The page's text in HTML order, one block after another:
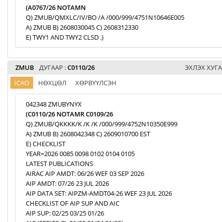
(A0767/26 NOTAMN
Q) ZMUB/QMXLC/IV/BO /A /000/999/4751N10646E005
A) ZMUB B) 2608030045 C) 2608312330
E) TWY1 AND TWY2 CLSD .)
ZMUB ДУГААР :C0110/26
ЭХЛЭХ
ICAO
НӨХЦӨЛ ХӨРВҮҮЛСЭН
042348 ZMUBYNYX
(C0110/26 NOTAMR C0109/26
Q) ZMUB/QKKKK/K /K /K /000/999/4752N10350E999
A) ZMUB B) 2608042348 C) 2609010700 EST
E) CHECKLIST
YEAR=2026 0085 0098 0102 0104 0105
LATEST PUBLICATIONS
AIRAC AIP AMDT: 06/26 WEF 03 SEP 2026
AIP AMDT: 07/26 23 JUL 2026
AIP DATA SET: AIPZM-AMDT04-26 WEF 23 JUL 2026
CHECKLIST OF AIP SUP AND AIC
AIP SUP: 02/25 03/25 01/26